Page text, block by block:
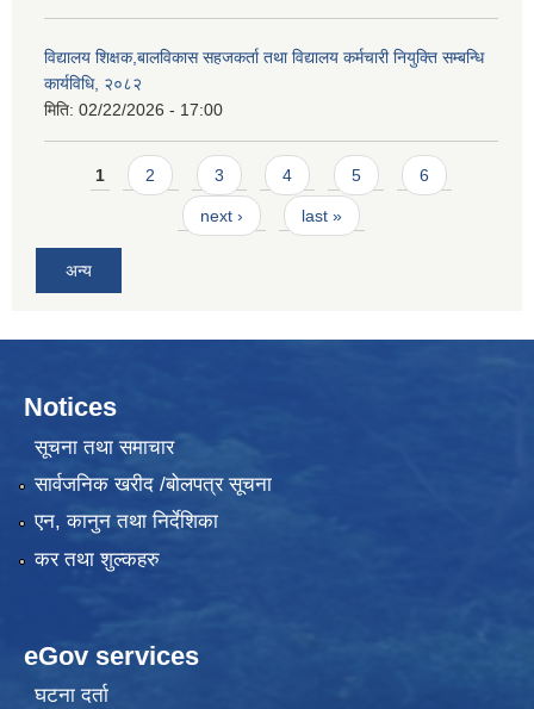
विद्यालय शिक्षक,बालविकास सहजकर्ता तथा विद्यालय कर्मचारी नियुक्ति सम्बन्धि
कार्यविधि, २०८२
मिति: 02/22/2026 - 17:00
Pages
1 2 3 4 5 6
next › last »
अन्य
Notices
सूचना तथा समाचार
सार्वजनिक खरीद /बोलपत्र सूचना
एन, कानुन तथा निर्देशिका
कर तथा शुल्कहरु
eGov services
घटना दर्ता